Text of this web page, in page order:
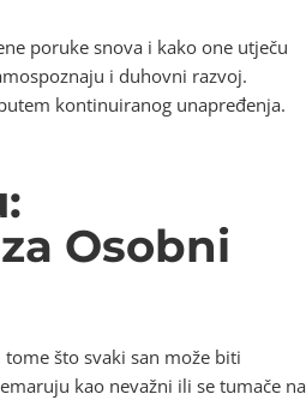
poruke snova i kako one utječu
i duhovni razvoj.
kontinuiranog unapređenja.
Osobni
tome što svaki san može biti
kao nevažni ili se tumače na